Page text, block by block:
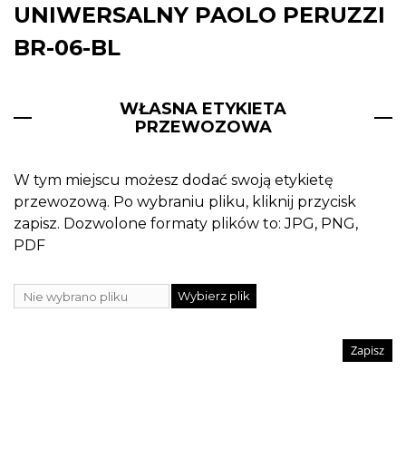
UNIWERSALNY PAOLO PERUZZI
BR-06-BL
WŁASNA ETYKIETA
PRZEWOZOWA
W tym miejscu możesz dodać swoją etykietę
przewozową. Po wybraniu pliku, kliknij przycisk
zapisz. Dozwolone formaty plików to: JPG, PNG,
PDF
Nie wybrano pliku Wybierz plik
Zapisz